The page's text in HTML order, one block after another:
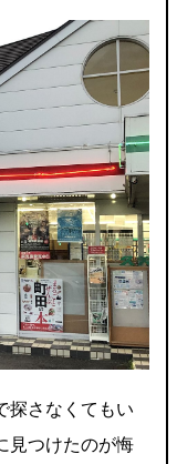
探さなくてもい
見つけたのが悔